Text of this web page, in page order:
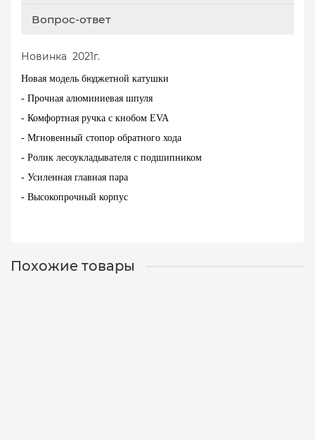
Вопрос-ответ
Новинка 2021г.
Новая модель бюджетной катушки
- Прочная алюминиевая шпуля
- Комфортная ручка с кнобом EVA
- Мгновенный стопор обратного хода
- Ролик лесоукладывателя с подшипником
- Усиленная главная пара
- Высокопрочный корпус
Похожие товары